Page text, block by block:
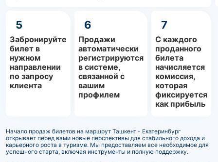
5
Забронируйте
билет в
нужном
направлении
по запросу
клиента
6
Продажи
автоматически
регистрируются
в системе,
связанной с
вашим
профилем
7
С каждого
проданного
билета
начисляется
комиссия,
которая
фиксируется
как прибыль
Начало продаж билетов на маршрут Ташкент - Екатеринбург
открывает перед вами новые перспективы для стабильного дохода и
карьерного роста в туризме. Мы предоставляем все необходимое для
успешного старта, включая инструменты и полную поддержку.